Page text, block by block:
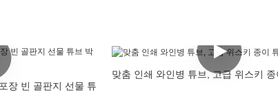
장 빈 골판지 선물 튜
맞춤 인쇄 와인병 튜브, 고급 위스키 종